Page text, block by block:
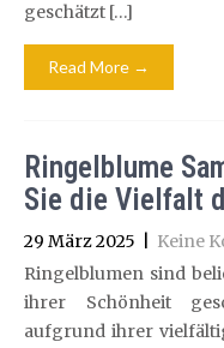
geschätzt […]
Read More →
Ringelblume
Sie die Vielfalt
29 März 2025 Keine
Ringelblumen sind
ihrer Schönheit
aufgrund ihrer